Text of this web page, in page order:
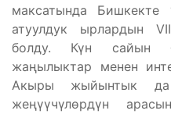
максатында
атуулдук ырлардын
болду. Күн сайын
жаңылыктар менен
Акыры жыйынтык
жеңүүчүлөрдүн